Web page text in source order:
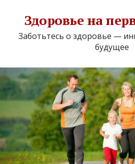
Здоровье на
Заботьтесь о здоровье —
будущее